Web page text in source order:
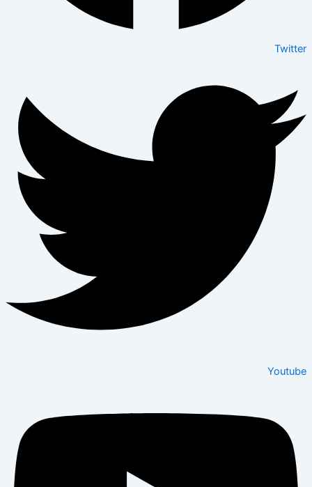
Twitter
Youtube